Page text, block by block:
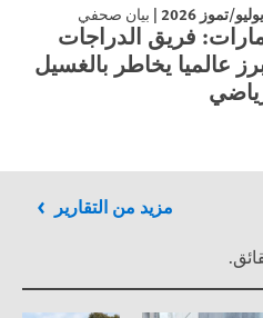
| بيان صحفي
فريق الدراجات
عالميا يخاطر بالغسيل
مزيد من التقارير